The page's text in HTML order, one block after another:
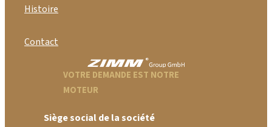
Histoire
Contact
VOTRE DEMANDE EST NOTRE
MOTEUR
Siège social de la société